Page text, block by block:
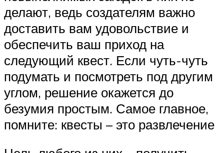
делают, ведь создателям важно
доставить вам удовольствие и
обеспечить ваш приход на
следующий квест. Если чуть-чуть
подумать и посмотреть под другим
углом, решение окажется до
безумия простым. Самое главное,
помните: квесты – это развлечение